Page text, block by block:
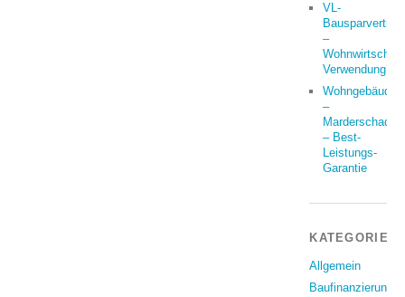
VL-
Bausparvertrag
–
Verwendung?
Wohngebäude
–
Marderschaden
– Best-
Leistungs-
Garantie
KATEGORIEN
Allgemein
Baufinanzierung